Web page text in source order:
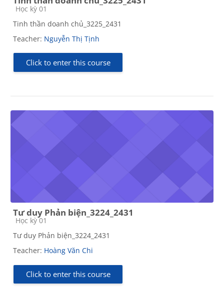
Course category
Học kỳ 01
Tinh thần doanh chủ_3225_2431
Teacher: Nguyễn Thị Tịnh
Click to enter this course
Tư duy Phản biện_3224_2431
Course category
Học kỳ 01
Tư duy Phản biện_3224_2431
Teacher: Hoàng Văn Chi
Click to enter this course